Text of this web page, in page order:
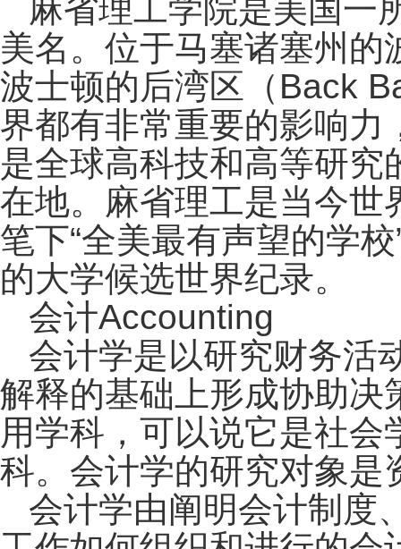
麻省理工学院是美国一
美名。位于马塞诸塞州
波士顿的后湾区（Back
界都有非常重要的影响力
是全球高科技和高等研
在地。麻省理工是当今世
笔下“全美最有声望的学
的大学候选世界纪录。
会计Accounting
会计学是以研究财务活
解释的基础上形成协助决
用学科，可以说它是社
科。会计学的研究对象是
会计学由阐明会计制度